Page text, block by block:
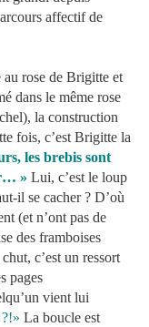
affectif de
rose de Brigitte et
dans le même rose
la construction
fois, c’est Brigitte la
les brebis sont
» Lui, c’est le loup
il se cacher ? D’où
(et n’ont pas de
des framboises
c’est un ressort
pages
vient lui
La boucle est